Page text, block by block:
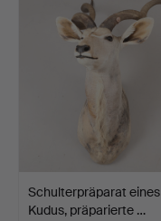
Schulterpräparat eines
Kudus, präparierte …